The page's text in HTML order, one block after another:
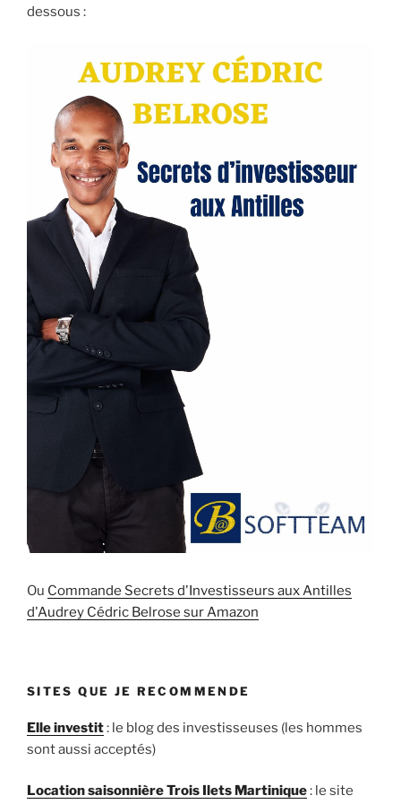
dessous :
Ou Commande Secrets d'Investisseurs aux Antilles
d'Audrey Cédric Belrose sur Amazon
SITES QUE JE RECOMMENDE
Elle investit: le blog des investisseuses (les hommes
sont aussi acceptés)
Location saisonnière Trois Ilets Martinique: le site